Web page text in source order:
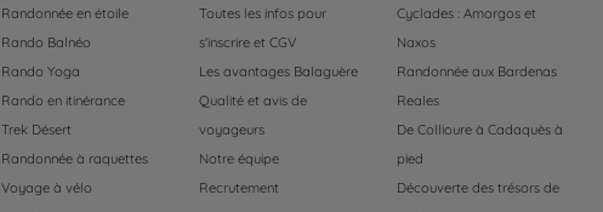
Randonnée en étoile
Rando Balnéo
Rando Yoga
Rando en itinérance
Trek Désert
Randonnée à raquettes
Voyage à vélo
Toutes les infos pour
s'inscrire et CGV
Les avantages Balaguère
Qualité et avis de
voyageurs
Notre équipe
Recrutement
Cyclades : Amorgos et
Naxos
Randonnée aux Bardenas
Reales
De Collioure à Cadaquès à
pied
Découverte des trésors de